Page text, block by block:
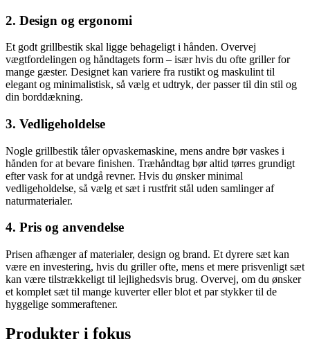
2. Design og ergonomi
Et godt grillbestik skal ligge behageligt i hånden. Overvej
vægtfordelingen og håndtagets form – især hvis du ofte griller for
mange gæster. Designet kan variere fra rustikt og maskulint til
elegant og minimalistisk, så vælg et udtryk, der passer til din stil og
din borddækning.
3. Vedligeholdelse
Nogle grillbestik tåler opvaskemaskine, mens andre bør vaskes i
hånden for at bevare finishen. Træhåndtag bør altid tørres grundigt
efter vask for at undgå revner. Hvis du ønsker minimal
vedligeholdelse, så vælg et sæt i rustfrit stål uden samlinger af
naturmaterialer.
4. Pris og anvendelse
Prisen afhænger af materialer, design og brand. Et dyrere sæt kan
være en investering, hvis du griller ofte, mens et mere prisvenligt sæt
kan være tilstrækkeligt til lejlighedsvis brug. Overvej, om du ønsker
et komplet sæt til mange kuverter eller blot et par stykker til de
hyggelige sommeraftener.
Produkter i fokus